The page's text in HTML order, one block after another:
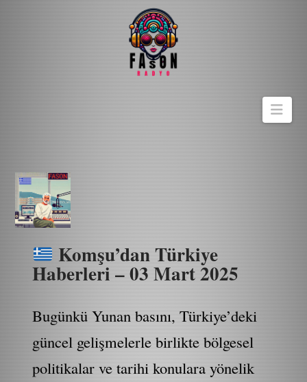
Komşu’dan Türkiye
Haberleri – 03 Mart 2025
Bugünkü Yunan basını, Türkiye’deki
güncel gelişmelerle birlikte bölgesel
politikalar ve tarihi konulara yönelik